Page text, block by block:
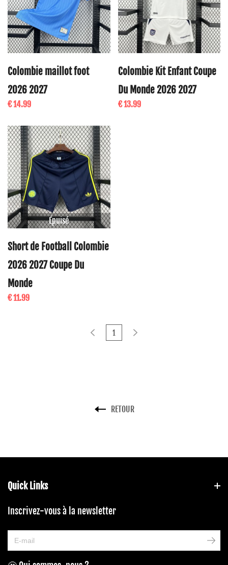
Colombie maillot foot
2026 2027
€ 14.99
Colombie Kit Enfant Coupe
Du Monde 2026 2027
€ 13.99
Épuisé
Short de Football Colombie
2026 2027 Coupe Du
Monde
€ 11.99
1
RETOUR
Quick Links
Inscrivez-vous à la newsletter